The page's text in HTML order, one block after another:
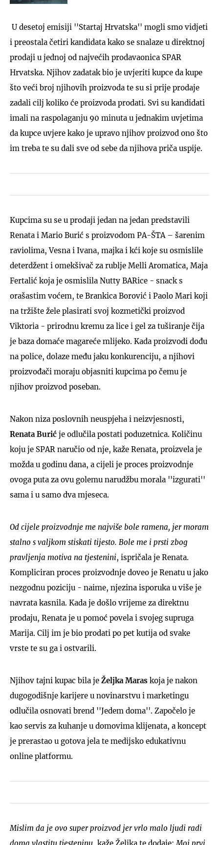
U desetoj emisiji ''Startaj Hrvatska'' mogli smo vidjeti
i preostala četiri kandidata kako se snalaze u direktnoj
prodaji u jednoj od najvećih prodavaonica SPAR
Hrvatska. Njihov zadatak bio je uvjeriti kupce da kupe
što veći broj njihovih proizvoda te su si prije prodaje
zadali cilj koliko će proizvoda prodati. Svi su kandidati
imali na raspolaganju 90 minuta u jednakim uvjetima
da kupce uvjere kako je upravo njihov proizvod ono što
im treba te su dali sve od sebe da njihova priča uspije.
Kupcima su se u prodaji jedan na jedan predstavili
Renata i Mario Burić s proizvodom PA-ŠTA – šarenim
raviolima, Vesna i Ivana, majka i kći koje su osmislile
deterdžent i omekšivač za rublje Melli Aromatica, Maja
Fertalić koja je osmislila Nutty BARice - snack s
orašastim voćem, te Brankica Borović i Paolo Mari koji
na tržište žele plasirati svoj kozmetički proizvod
Viktoria - prirodnu kremu za lice i gel za tuširanje čija
je baza domaće magareće mlijeko. Kada proizvodi dođu
na police, dolaze među jaku konkurenciju, a njihovi
proizvođači moraju objasniti kupcima po čemu je
njihov proizvod poseban.
Nakon niza poslovnih neuspjeha i neizvjesnosti,
Renata Burić je odlučila postati poduzetnica. Količinu
koju je SPAR naručio od nje, kaže Renata, proizvela je
možda u godinu dana, a cijeli je proces proizvodnje
ovoga puta za ovu golemu narudžbu morala ''izgurati''
sama i u samo dva mjeseca.
Od cijele proizvodnje me najviše bole ramena, jer moram
stalno s valjkom stiskati tijesto. Bole me i prsti zbog
pravljenja motiva na tjestenini, ispričala je Renata.
Kompliciran proces proizvodnje doveo je Renatu u jako
nezgodnu poziciju - naime, njezina isporuka u više je
navrata kasnila. Kada je došlo vrijeme za direktnu
prodaju, Renata je u pomoć povela i svojeg supruga
Marija. Cilj im je bio prodati po pet kutija od svake
vrste te su ga i ostvarili.
Njihov tajni kupac bila je Željka Maras koja je nakon
dugogodišnje karijere u novinarstvu i marketingu
odlučila osnovati brend ''Jedem doma''. Započelo je
kao servis za kuhanje u domovima klijenata, a koncept
je prerastao u gotova jela te medijsko edukativnu
online platformu.
Mislim da je ovo super proizvod jer vrlo malo ljudi radi
doma vlastitu tjesteninu , kaže Željka te dodaje: Moj prvi